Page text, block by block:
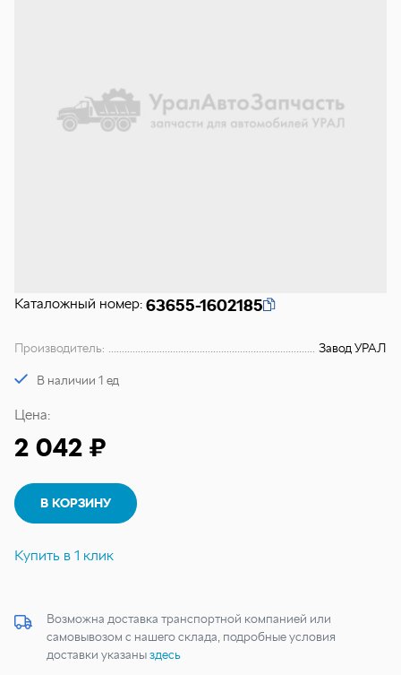
Каталожный номер: 63655-1602185
Производитель: Завод УРАЛ
В наличии 1 ед
Цена:
2 042 ₽
В КОРЗИНУ
Купить в 1 клик
Возможна доставка транспортной компанией или
самовывозом с нашего склада, подробные условия
доставки указаныздесь